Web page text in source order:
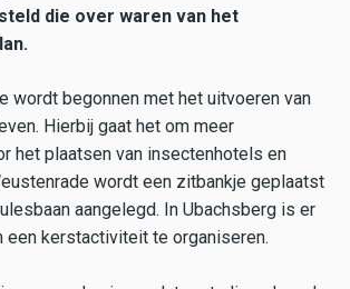
die over waren van het
wordt begonnen met het uitvoeren van
Hierbij gaat het om meer
het plaatsen van insectenhotels en
wordt een zitbankje geplaatst
aangelegd. In Ubachsberg is er
een kerstactiviteit te organiseren.